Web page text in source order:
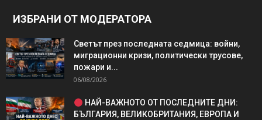
ИЗБРАНИ ОТ МОДЕРАТОРА
Светът през последната седмица: войни,
миграционни кризи, политически трусове,
пожари и...
06/08/2026
НАЙ-ВАЖНОТО ОТ ПОСЛЕДНИТЕ ДНИ:
БЪЛГАРИЯ, ВЕЛИКОБРИТАНИЯ, ЕВРОПА И